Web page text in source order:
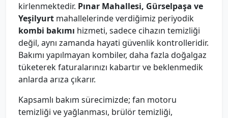
kirlenmektedir. Pınar Mahallesi, Gürselpaşa ve
Yeşilyurt mahallelerinde verdiğimiz periyodik
kombi bakımı hizmeti, sadece cihazın temizliği
değil, aynı zamanda hayati güvenlik kontrolleridir.
Bakımı yapılmayan kombiler, daha fazla doğalgaz
tüketerek faturalarınızı kabartır ve beklenmedik
anlarda arıza çıkarır.
Kapsamlı bakım sürecimizde; fan motoru
temizliği ve yağlanması, brülör temizliği,